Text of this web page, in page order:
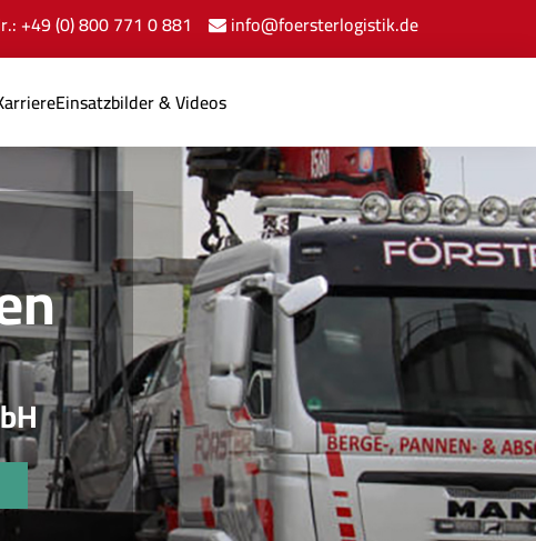
+49 (0) 800 771 0 881 info@foersterlogistik.de
Einsatzbilder & Videos